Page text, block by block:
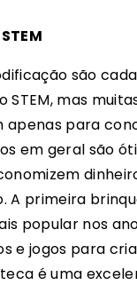
são
STEM, mas
apenas para
em geral são
A primeira
popular nos
e jogos para
é uma